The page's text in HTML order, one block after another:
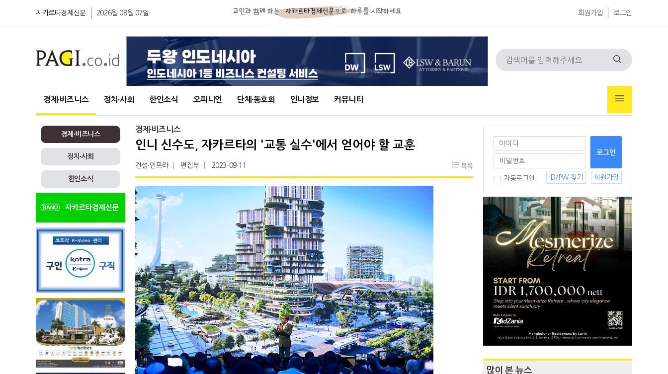
자카르타경제신문 2026월 08월 07일 회원가입 로그인
경제∙비즈니스 정치∙사회 한인소식 오피니언 단체∙동호회 인니정보 커뮤니티
경제∙비즈니스
정치∙사회
한인소식
경제∙비즈니스
인니 신수도, 자카르타의 '교통 실수'에서 얻어야 할 교훈
건설∙인프라 편집부 2023-09-11 목록
자동로그인 ID/PW 찾기 회원가입
많이 본 뉴스